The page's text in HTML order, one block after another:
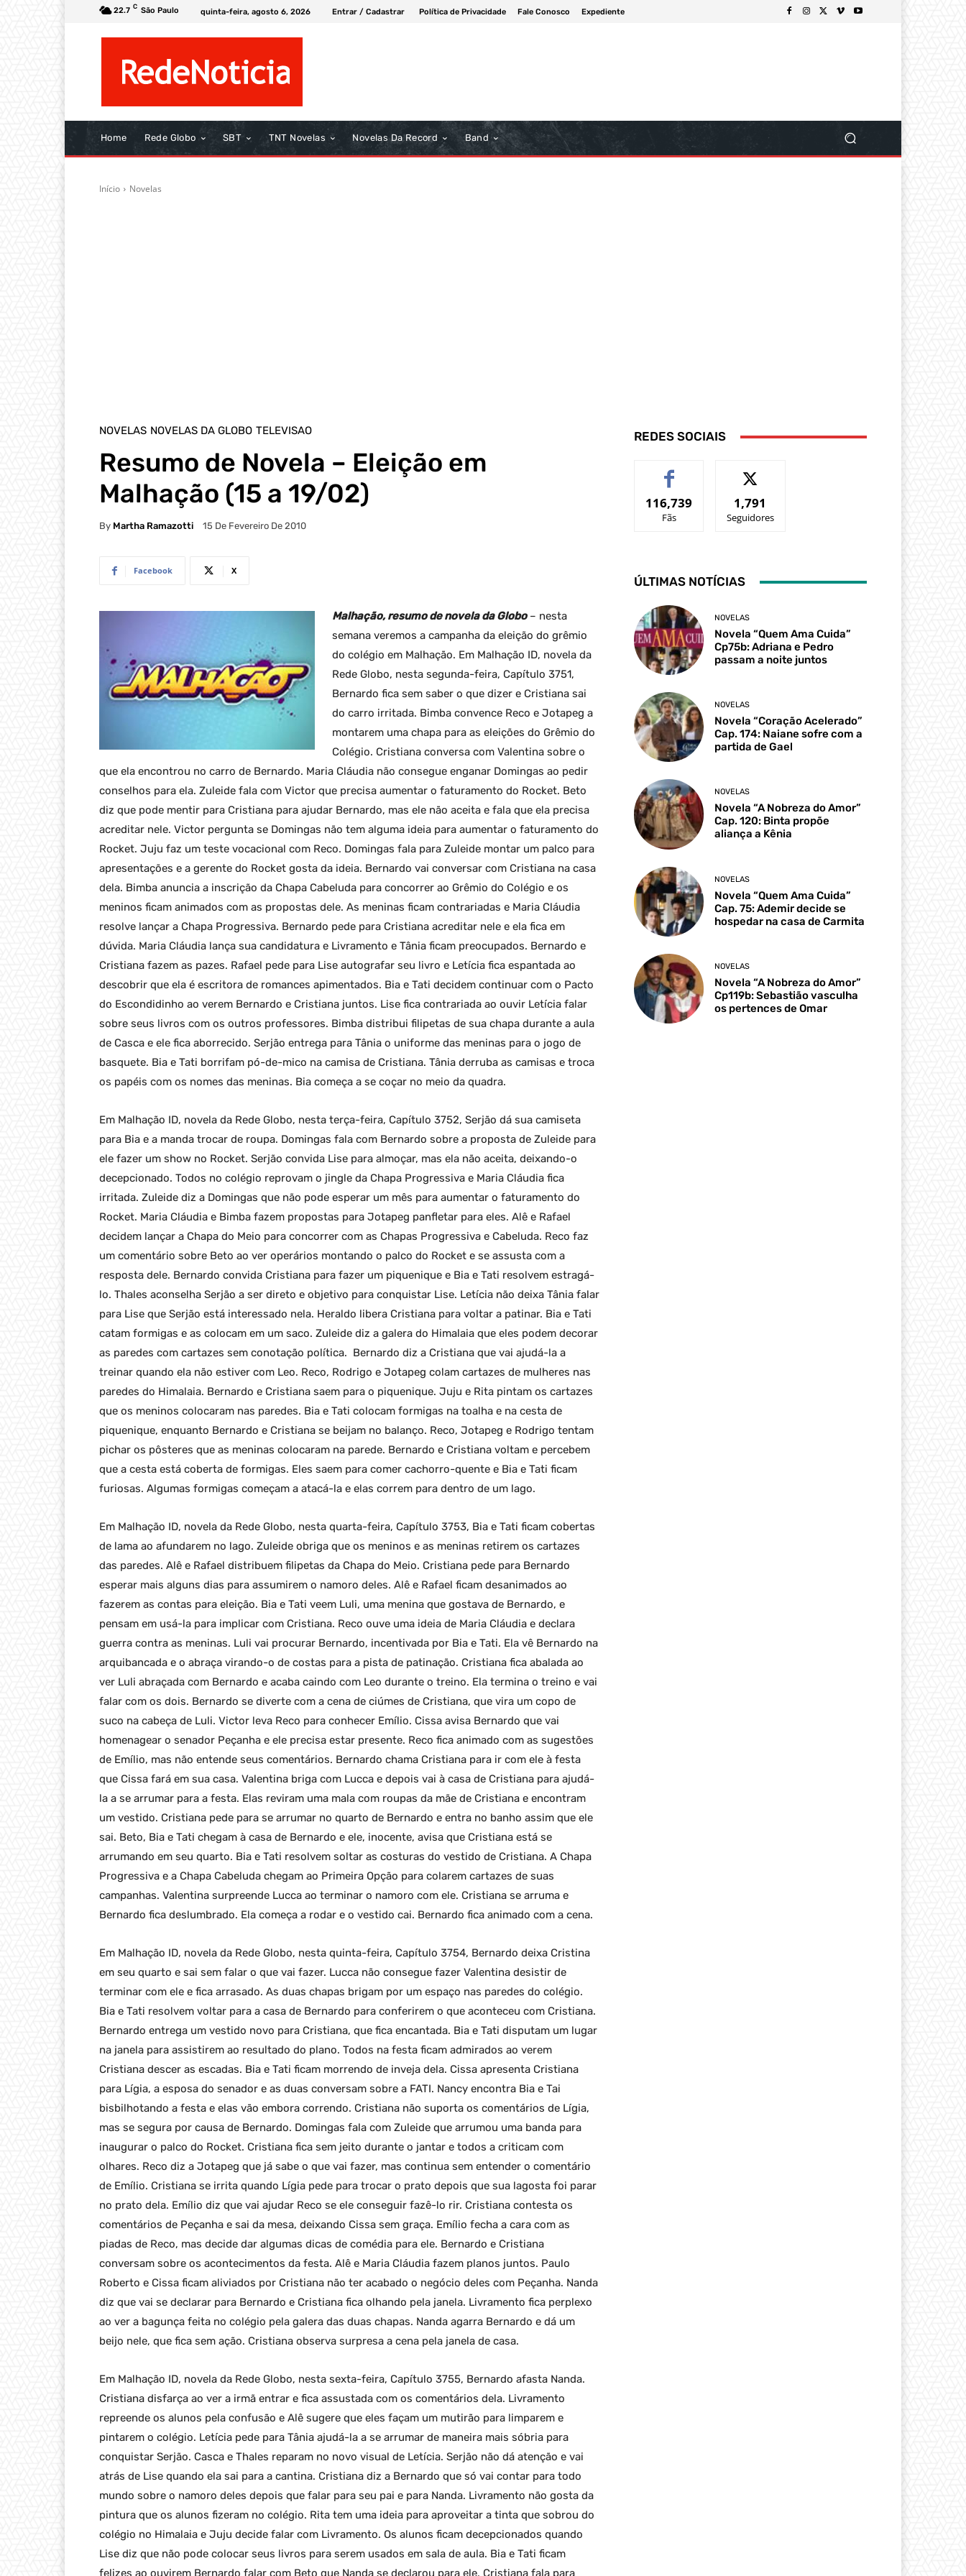
22.7 C São Paulo quinta-feira, agosto 6, 2026 Entrar / Cadastrar Política de Privacidade Fale Conosco Expediente
Home Rede Globo SBT TNT Novelas Novelas Da Record Band
Início Novelas
NOVELAS NOVELAS DA GLOBO TELEVISAO
Resumo de Novela – Eleição em
Malhação (15 a 19/02)
By Martha Ramazotti 15 De Fevereiro De 2010
Facebook X
Malhação, resumo de novela da Globo– nesta
semana veremos a campanha da eleição do grêmio
do colégio em Malhação. Em Malhação ID, novela da
Rede Globo, nesta segunda-feira, Capítulo 3751,
Bernardo fica sem saber o que dizer e Cristiana sai
do carro irritada. Bimba convence Reco e Jotapeg a
montarem uma chapa para as eleições do Grêmio do
Colégio. Cristiana conversa com Valentina sobre o
que ela encontrou no carro de Bernardo. Maria Cláudia não consegue enganar Domingas ao pedir
conselhos para ela. Zuleide fala com Victor que precisa aumentar o faturamento do Rocket. Beto
diz que pode mentir para Cristiana para ajudar Bernardo, mas ele não aceita e fala que ela precisa
acreditar nele. Victor pergunta se Domingas não tem alguma ideia para aumentar o faturamento do
Rocket. Juju faz um teste vocacional com Reco. Domingas fala para Zuleide montar um palco para
apresentações e a gerente do Rocket gosta da ideia. Bernardo vai conversar com Cristiana na casa
dela. Bimba anuncia a inscrição da Chapa Cabeluda para concorrer ao Grêmio do Colégio e os
meninos ficam animados com as propostas dele. As meninas ficam contrariadas e Maria Cláudia
resolve lançar a Chapa Progressiva. Bernardo pede para Cristiana acreditar nele e ela fica em
dúvida. Maria Cláudia lança sua candidatura e Livramento e Tânia ficam preocupados. Bernardo e
Cristiana fazem as pazes. Rafael pede para Lise autografar seu livro e Letícia fica espantada ao
descobrir que ela é escritora de romances apimentados. Bia e Tati decidem continuar com o Pacto
do Escondidinho ao verem Bernardo e Cristiana juntos. Lise fica contrariada ao ouvir Letícia falar
sobre seus livros com os outros professores. Bimba distribui filipetas de sua chapa durante a aula
de Casca e ele fica aborrecido. Serjão entrega para Tânia o uniforme das meninas para o jogo de
basquete. Bia e Tati borrifam pó-de-mico na camisa de Cristiana. Tânia derruba as camisas e troca
os papéis com os nomes das meninas. Bia começa a se coçar no meio da quadra.
Em Malhação ID, novela da Rede Globo, nesta terça-feira, Capítulo 3752, Serjão dá sua camiseta
para Bia e a manda trocar de roupa. Domingas fala com Bernardo sobre a proposta de Zuleide para
ele fazer um show no Rocket. Serjão convida Lise para almoçar, mas ela não aceita, deixando-o
decepcionado. Todos no colégio reprovam o jingle da Chapa Progressiva e Maria Cláudia fica
irritada. Zuleide diz a Domingas que não pode esperar um mês para aumentar o faturamento do
Rocket. Maria Cláudia e Bimba fazem propostas para Jotapeg panfletar para eles. Alê e Rafael
decidem lançar a Chapa do Meio para concorrer com as Chapas Progressiva e Cabeluda. Reco faz
um comentário sobre Beto ao ver operários montando o palco do Rocket e se assusta com a
resposta dele. Bernardo convida Cristiana para fazer um piquenique e Bia e Tati resolvem estragá-
lo. Thales aconselha Serjão a ser direto e objetivo para conquistar Lise. Letícia não deixa Tânia falar
para Lise que Serjão está interessado nela. Heraldo libera Cristiana para voltar a patinar. Bia e Tati
catam formigas e as colocam em um saco. Zuleide diz a galera do Himalaia que eles podem decorar
as paredes com cartazes sem conotação política. Bernardo diz a Cristiana que vai ajudá-la a
treinar quando ela não estiver com Leo. Reco, Rodrigo e Jotapeg colam cartazes de mulheres nas
paredes do Himalaia. Bernardo e Cristiana saem para o piquenique. Juju e Rita pintam os cartazes
que os meninos colocaram nas paredes. Bia e Tati colocam formigas na toalha e na cesta de
piquenique, enquanto Bernardo e Cristiana se beijam no balanço. Reco, Jotapeg e Rodrigo tentam
pichar os pôsteres que as meninas colocaram na parede. Bernardo e Cristiana voltam e percebem
que a cesta está coberta de formigas. Eles saem para comer cachorro-quente e Bia e Tati ficam
furiosas. Algumas formigas começam a atacá-la e elas correm para dentro de um lago.
Em Malhação ID, novela da Rede Globo, nesta quarta-feira, Capítulo 3753, Bia e Tati ficam cobertas
de lama ao afundarem no lago. Zuleide obriga que os meninos e as meninas retirem os cartazes
das paredes. Alê e Rafael distribuem filipetas da Chapa do Meio. Cristiana pede para Bernardo
esperar mais alguns dias para assumirem o namoro deles. Alê e Rafael ficam desanimados ao
fazerem as contas para eleição. Bia e Tati veem Luli, uma menina que gostava de Bernardo, e
pensam em usá-la para implicar com Cristiana. Reco ouve uma ideia de Maria Cláudia e declara
guerra contra as meninas. Luli vai procurar Bernardo, incentivada por Bia e Tati. Ela vê Bernardo na
arquibancada e o abraça virando-o de costas para a pista de patinação. Cristiana fica abalada ao
ver Luli abraçada com Bernardo e acaba caindo com Leo durante o treino. Ela termina o treino e vai
falar com os dois. Bernardo se diverte com a cena de ciúmes de Cristiana, que vira um copo de
suco na cabeça de Luli. Victor leva Reco para conhecer Emílio. Cissa avisa Bernardo que vai
homenagear o senador Peçanha e ele precisa estar presente. Reco fica animado com as sugestões
de Emílio, mas não entende seus comentários. Bernardo chama Cristiana para ir com ele à festa
que Cissa fará em sua casa. Valentina briga com Lucca e depois vai à casa de Cristiana para ajudá-
la a se arrumar para a festa. Elas reviram uma mala com roupas da mãe de Cristiana e encontram
um vestido. Cristiana pede para se arrumar no quarto de Bernardo e entra no banho assim que ele
sai. Beto, Bia e Tati chegam à casa de Bernardo e ele, inocente, avisa que Cristiana está se
arrumando em seu quarto. Bia e Tati resolvem soltar as costuras do vestido de Cristiana. A Chapa
Progressiva e a Chapa Cabeluda chegam ao Primeira Opção para colarem cartazes de suas
campanhas. Valentina surpreende Lucca ao terminar o namoro com ele. Cristiana se arruma e
Bernardo fica deslumbrado. Ela começa a rodar e o vestido cai. Bernardo fica animado com a cena.
Em Malhação ID, novela da Rede Globo, nesta quinta-feira, Capítulo 3754, Bernardo deixa Cristina
em seu quarto e sai sem falar o que vai fazer. Lucca não consegue fazer Valentina desistir de
terminar com ele e fica arrasado. As duas chapas brigam por um espaço nas paredes do colégio.
Bia e Tati resolvem voltar para a casa de Bernardo para conferirem o que aconteceu com Cristiana.
Bernardo entrega um vestido novo para Cristiana, que fica encantada. Bia e Tati disputam um lugar
na janela para assistirem ao resultado do plano. Todos na festa ficam admirados ao verem
Cristiana descer as escadas. Bia e Tati ficam morrendo de inveja dela. Cissa apresenta Cristiana
para Lígia, a esposa do senador e as duas conversam sobre a FATI. Nancy encontra Bia e Tai
bisbilhotando a festa e elas vão embora correndo. Cristiana não suporta os comentários de Lígia,
mas se segura por causa de Bernardo. Domingas fala com Zuleide que arrumou uma banda para
inaugurar o palco do Rocket. Cristiana fica sem jeito durante o jantar e todos a criticam com
olhares. Reco diz a Jotapeg que já sabe o que vai fazer, mas continua sem entender o comentário
de Emílio. Cristiana se irrita quando Lígia pede para trocar o prato depois que sua lagosta foi parar
no prato dela. Emílio diz que vai ajudar Reco se ele conseguir fazê-lo rir. Cristiana contesta os
comentários de Peçanha e sai da mesa, deixando Cissa sem graça. Emílio fecha a cara com as
piadas de Reco, mas decide dar algumas dicas de comédia para ele. Bernardo e Cristiana
conversam sobre os acontecimentos da festa. Alê e Maria Cláudia fazem planos juntos. Paulo
Roberto e Cissa ficam aliviados por Cristiana não ter acabado o negócio deles com Peçanha. Nanda
diz que vai se declarar para Bernardo e Cristiana fica olhando pela janela. Livramento fica perplexo
ao ver a bagunça feita no colégio pela galera das duas chapas. Nanda agarra Bernardo e dá um
beijo nele, que fica sem ação. Cristiana observa surpresa a cena pela janela de casa.
Em Malhação ID, novela da Rede Globo, nesta sexta-feira, Capítulo 3755, Bernardo afasta Nanda.
Cristiana disfarça ao ver a irmã entrar e fica assustada com os comentários dela. Livramento
repreende os alunos pela confusão e Alê sugere que eles façam um mutirão para limparem e
pintarem o colégio. Letícia pede para Tânia ajudá-la a se arrumar de maneira mais sóbria para
conquistar Serjão. Casca e Thales reparam no novo visual de Letícia. Serjão não dá atenção e vai
atrás de Lise quando ela sai para a cantina. Cristiana diz a Bernardo que só vai contar para todo
mundo sobre o namoro deles depois que falar para seu pai e para Nanda. Livramento não gosta da
pintura que os alunos fizeram no colégio. Rita tem uma ideia para aproveitar a tinta que sobrou do
colégio no Himalaia e Juju decide falar com Livramento. Os alunos ficam decepcionados quando
Lise diz que não pode colocar seus livros para serem usados em sala de aula. Bia e Tati ficam
felizes ao ouvirem Bernardo falar com Beto que Nanda se declarou para ele. Cristiana fala para
REDES SOCIAIS
116,739
Fãs
1,791
Seguidores
ÚLTIMAS NOTÍCIAS
NOVELAS
Novela “Quem Ama Cuida”
Cp75b: Adriana e Pedro
passam a noite juntos
NOVELAS
Novela “Coração Acelerado”
Cap. 174: Naiane sofre com a
partida de Gael
NOVELAS
Novela “A Nobreza do Amor”
Cap. 120: Binta propõe
aliança a Kênia
NOVELAS
Novela “Quem Ama Cuida”
Cap. 75: Ademir decide se
hospedar na casa de Carmita
NOVELAS
Novela “A Nobreza do Amor”
Cp119b: Sebastião vasculha
os pertences de Omar